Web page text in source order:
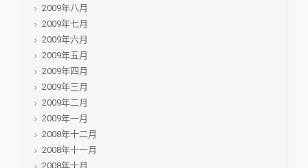
2009年八月
2009年七月
2009年六月
2009年五月
2009年四月
2009年三月
2009年二月
2009年一月
2008年十二月
2008年十一月
2008年十月